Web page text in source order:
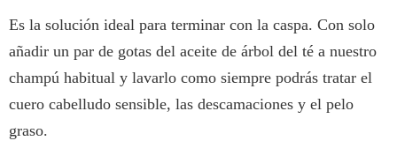
Es la solución ideal para terminar con la caspa. Con solo
añadir un par de gotas del aceite de árbol del té a nuestro
champú habitual y lavarlo como siempre podrás tratar el
cuero cabelludo sensible, las descamaciones y el pelo
graso.